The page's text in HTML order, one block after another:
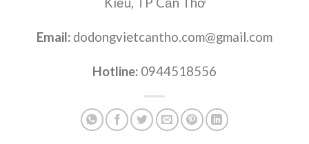
Email: dodongvietcantho.com@gmail.com
Hotline: 0944518556